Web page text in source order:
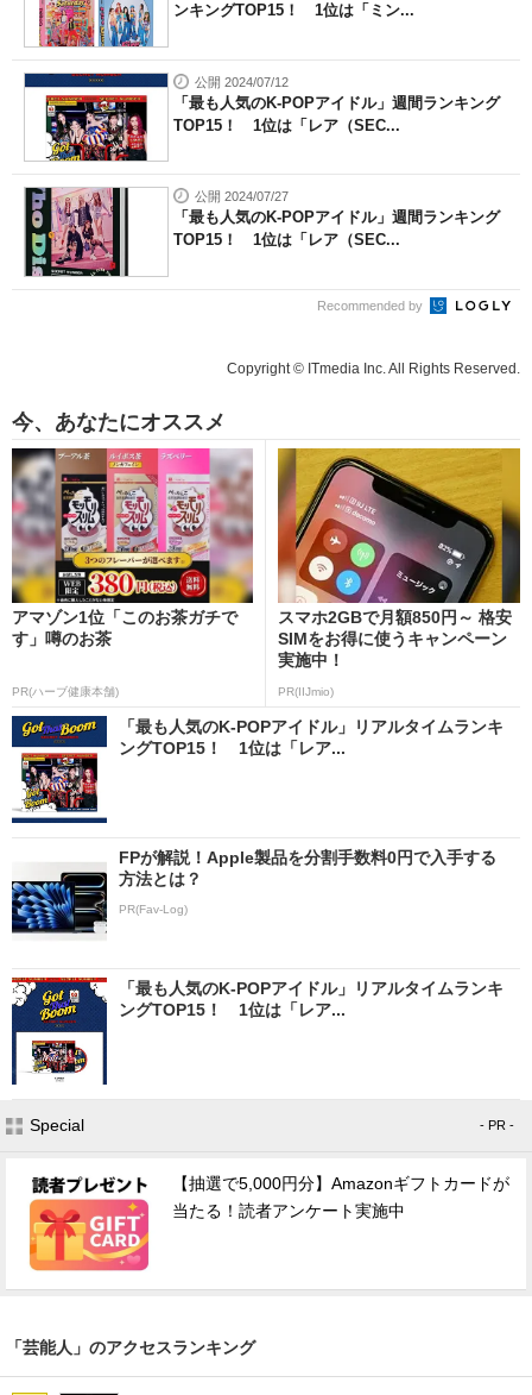
ンキングTOP15！ 1位は「ミン...
公開 2024/07/12
「最も人気のK-POPアイドル」週間ランキング
TOP15！ 1位は「レア（SEC...
公開 2024/07/27
「最も人気のK-POPアイドル」週間ランキング
TOP15！ 1位は「レア（SEC...
Recommended by
Copyright © ITmedia Inc. All Rights Reserved.
今、あなたにオススメ
アマゾン1位「このお茶ガチで
す」噂のお茶
PR(ハーブ健康本舗)
スマホ2GBで月額850円～ 格安
SIMをお得に使うキャンペーン
実施中！
PR(IIJmio)
「最も人気のK-POPアイドル」リアルタイムランキ
ングTOP15！ 1位は「レア...
FPが解説！Apple製品を分割手数料0円で入手する
方法とは？
PR(Fav-Log)
「最も人気のK-POPアイドル」リアルタイムランキ
ングTOP15！ 1位は「レア...
Special - PR -
【抽選で5,000円分】Amazonギフトカードが
当たる！読者アンケート実施中
「芸能人」のアクセスランキング